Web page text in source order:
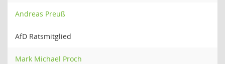
Andreas Preuß
AfD Ratsmitglied
Mark Michael Proch